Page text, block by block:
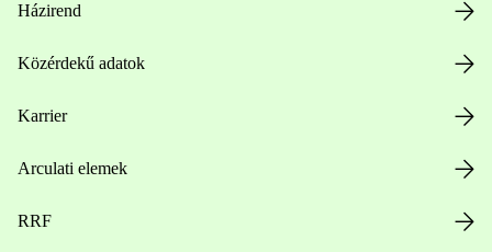
Házirend
Közérdekű adatok
Karrier
Arculati elemek
RRF